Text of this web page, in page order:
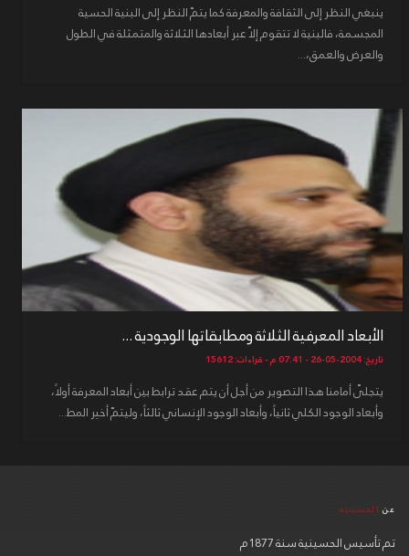
ينبغي النظر إلى الثقافة والمعرفة كما يتمّ النظر إلى البنية الحسية
المجسمة، فالبنية لا تتقوم إلاّ عبر أبعادها الثلاثة والمتمثلة في الطول
والعرض والعمق،...
الأبعاد المعرفية الثلاثة ومطابقاتها الوجودية ...
تاريخ: 2004-05-26 - 07:41 م - قراءات: 15612
يتجلّى أمامنا هذا التصوير من أجل أن يتم عقد ترابط بين أبعاد المعرفة أولاً،
وأبعاد الوجود الكلي ثانياً، وأبعاد الوجود الإنساني ثالثاً، وليتمّ أخير المط...
عن الحسينية
تم تأسيس الحسينية سنة 1877م